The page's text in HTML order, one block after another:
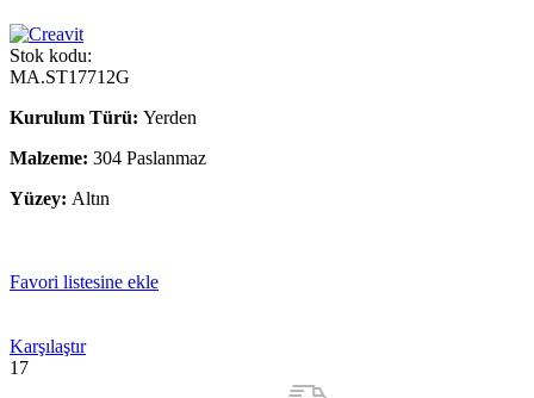
Stok kodu:
MA.ST17712G
Kurulum Türü: Yerden
Malzeme: 304 Paslanmaz
Yüzey: Altın
Favori listesine ekle
Karşılaştır
17